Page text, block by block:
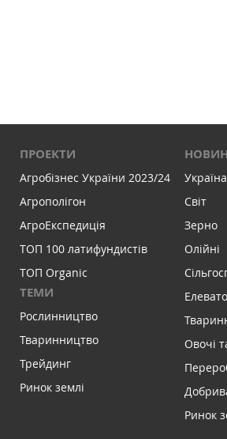
ПРОЕКТИ
Агробізнес України 2023/24
Агрополігон
АгроЕкспедиція
ТОП 100 латифундистів
ТОП Organic
ТЕМИ
Рослинництво
Тваринництво
Трейдинг
Ринок землі
Україна
Світ
Зерно
Олійні
Овочі
Ринок